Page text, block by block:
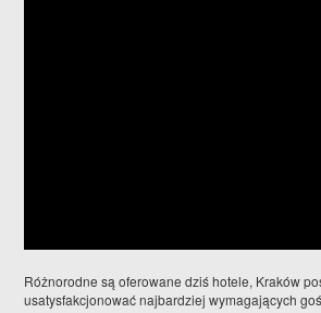
Różnorodne są oferowane dziś hotele, Kraków
usatysfakcjonować najbardziej wymagających